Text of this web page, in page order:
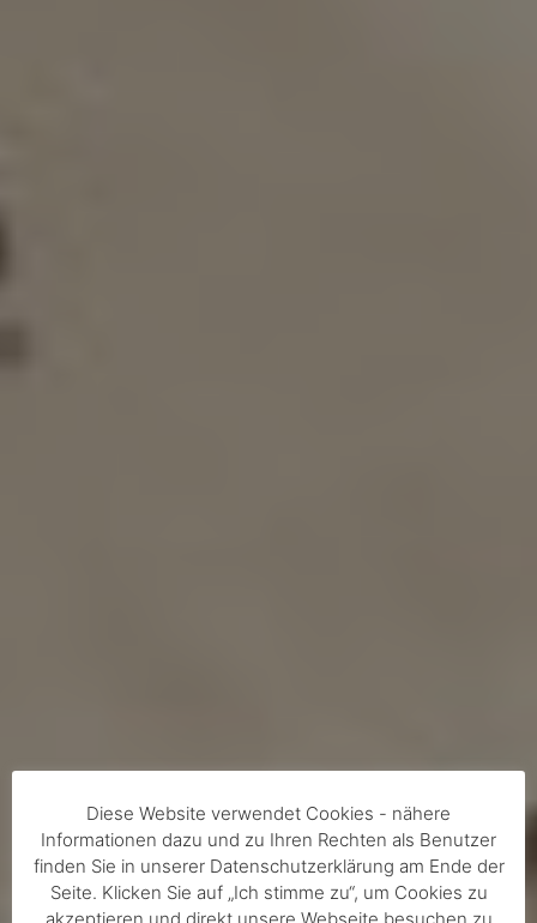
Diese Website verwendet Cookies - nähere
Informationen dazu und zu Ihren Rechten als Benutzer
finden Sie in unserer Datenschutzerklärung am Ende der
Seite. Klicken Sie auf „Ich stimme zu“, um Cookies zu
akzeptieren und direkt unsere Webseite besuchen zu